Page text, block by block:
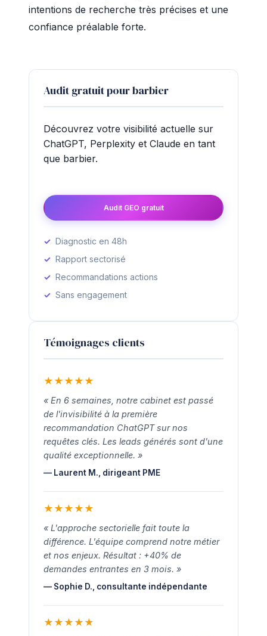
intentions de recherche très précises et une
confiance préalable forte.
Audit gratuit pour barbier
Découvrez votre visibilité actuelle sur
ChatGPT, Perplexity et Claude en tant
que barbier.
Audit GEO gratuit
Diagnostic en 48h
Rapport sectorisé
Recommandations actions
Sans engagement
Témoignages clients
★ ★ ★ ★ ★
« En 6 semaines, notre cabinet est passé
de l'invisibilité à la première
recommandation ChatGPT sur nos
requêtes clés. Les leads générés sont d'une
qualité exceptionnelle. »
— Laurent M., dirigeant PME
★ ★ ★ ★ ★
« L'approche sectorielle fait toute la
différence. L'équipe comprend notre métier
et nos enjeux. Résultat : +40% de
demandes entrantes en 3 mois. »
— Sophie D., consultante indépendante
★ ★ ★ ★ ★